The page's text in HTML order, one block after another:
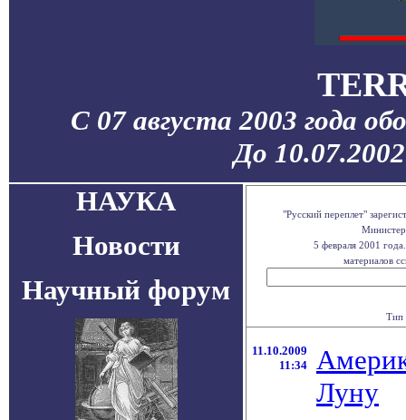
С 07 августа 2003 года
До
НАУКА
Новости
Научный форум
"Русский переплет"
5 февраля 2001
материалов
Тип
11.10.2009
11:34
Луну